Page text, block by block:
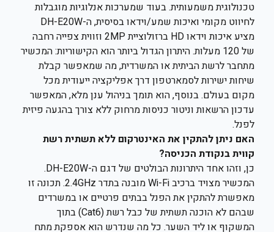
טכנולוגית משמעותית. בעוד שמערכות אנלוגיות מוגבלות
לחיווט מקומי ואיכות שמע/וידאו בסיסית, ה-DH-E20W
מציע איכות וידאו HD ברזולוציית 2MP וזווית צפייה רחבה
של 120 מעלות. היתרון הגדול ביותר הוא הקישוריות: המכשיר
מתחבר לרשת הביתית או המשרדית, מה שמאפשר קבלת
שיחות ישירות לסמארטפון דרך אפליקציה ייעודית מכל
מקום בעולם. בנוסף, הוא תומך בניהול ענן מלא, המאפשר
עדכון הרשאות וניטור כניסות מרחוק ללא צורך בהגעה פיזית
לפנל.
האם ניתן להתקין את האינטרקום ללא תשתית רשת
קווית בנקודת הכניסה?
כן, וזהו אחד היתרונות הבולטים של דגם ה-DH-E20W.
המכשיר מצויד ברכיב Wi-Fi מובנה בתדר 2.4GHz. תכונה זו
מאפשרת להתקין את הפנל בבתים פרטיים או במשרדים
שבהם לא הוכנה תשתית של כבל רשת (Cat6) בתוך
המשקוף או ליד השער. כל מה שנדרש הוא אספקת מתח